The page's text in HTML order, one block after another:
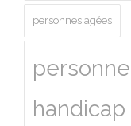
personnes agées
handicap